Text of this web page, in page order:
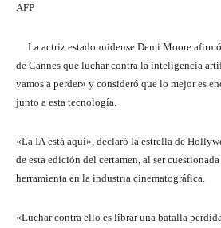
AFP
La actriz estadounidense Demi Moore
de Cannes que luchar contra la inteligencia
vamos a perder» y consideró que lo mejor es
junto a esta tecnología.
«La IA está aquí», declaró la estrella de
de esta edición del certamen, al ser
herramienta en la industria cinematográfica.
«Luchar contra ello es librar una batalla